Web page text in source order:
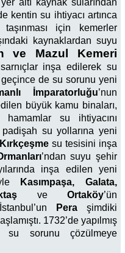
altı kaynak sularından
kentin su ihtiyacı artınca
için kemerler
kaynaklardan suyu
ve Mazul Kemeri
sarnıçlar inşa edilerek su
geçince de su sorunu yeni
İmparatorluğu’nun
büyük kamu binaları,
su ihtiyacını
padişah su yollarına yeni
su tesisini inşa
’ndan suyu şehir
inşa edilen yeni
Kasımpaşa, Galata,
ve Ortaköy’ün
Peraşimdiki
1732’de yapılmış
sorunu çözülmeye